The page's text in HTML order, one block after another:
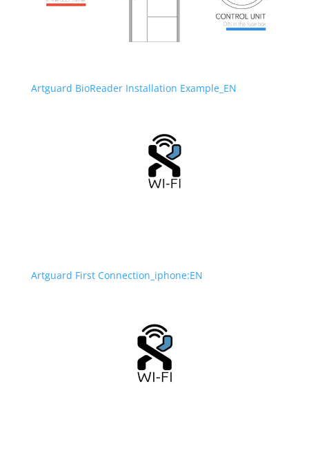
Artguard BioReader Installation Example_EN
Artguard First Connection_iphone:EN